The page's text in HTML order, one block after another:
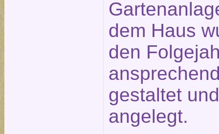
dem Haus
den
gestaltet und
angelegt.